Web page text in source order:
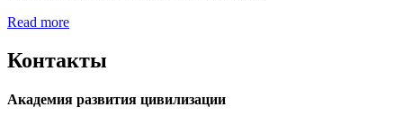
Read more
Контакты
Академия развития цивилизации